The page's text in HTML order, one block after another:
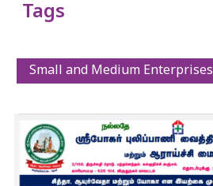
Tags
Small and Medium Enterprises